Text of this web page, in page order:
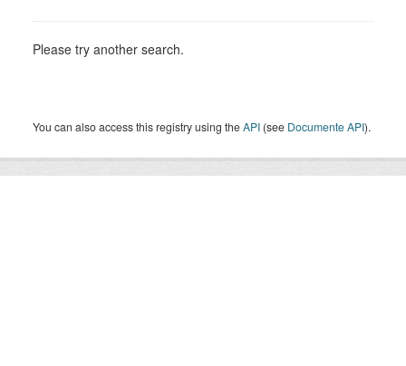
Please try another search.
You can also access this registry using theAPI (see Documente API).